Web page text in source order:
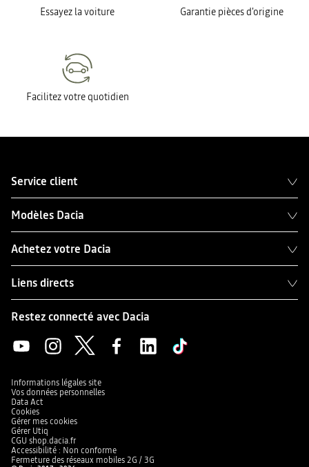
Essayez la voiture Garantie pièces d'origine
Facilitez votre quotidien
Service client
Modèles Dacia
Achetez votre Dacia
Liens directs
Restez connecté avec Dacia
Informations légales site
Vos données personnelles
Data Act
Cookies
Gérer mes cookies
Gérer Utiq
CGU shop.dacia.fr
Accessibilité : Non conforme
Fermeture des réseaux mobiles 2G / 3G